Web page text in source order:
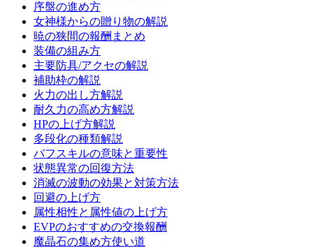
序盤の進め方
女神様からの贈り物の解説
暁の狭間の報酬まとめ
装備の組み方
主要防具/アクセの解説
補助枠の解説
火力の出し方解説
耐久力の高め方解説
HPの上げ方解説
多段化の種類解説
バフスキルの意味と重要性
状態異常の回復方法
消滅の波動の効果と対策方法
回避の上げ方
属性相性と属性値の上げ方
EVPのおすすめの交換報酬
魔晶石の集め方使い道